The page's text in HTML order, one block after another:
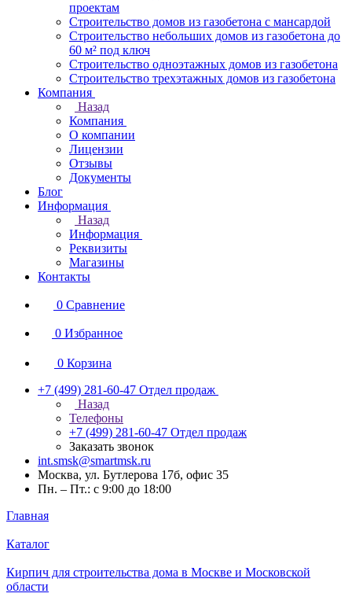
проектам
Строительство домов из газобетона с мансардой
Строительство небольших домов из газобетона до
60 м² под ключ
Строительство одноэтажных домов из газобетона
Строительство трехэтажных домов из газобетона
Компания
Назад
Компания
О компании
Лицензии
Отзывы
Документы
Блог
Информация
Назад
Информация
Реквизиты
Магазины
Контакты
0 Сравнение
0 Избранное
0 Корзина
+7 (499) 281-60-47 Отдел продаж
Назад
Телефоны
+7 (499) 281-60-47 Отдел продаж
Заказать звонок
int.smsk@smartmsk.ru
Москва, ул. Бутлерова 17б, офис 35
Пн. – Пт.: с 9:00 до 18:00
Главная
Каталог
Кирпич для строительства дома в Москве и Московской
области